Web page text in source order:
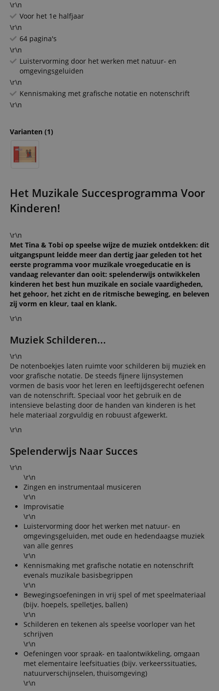
\r\n
Voor het 1e halfjaar
\r\n
64 pagina's
\r\n
Luistervorming door het werken met natuur- en
omgevingsgeluiden
\r\n
Kennismaking met grafische notatie en notenschrift
\r\n
Varianten (1)
Het Muzikale Succesprogramma Voor
Kinderen!
\r\n
Met Tina & Tobi op speelse wijze de muziek ontdekken: dit
uitgangspunt leidde meer dan dertig jaar geleden tot het
eerste programma voor muzikale vroegeducatie en is
vandaag relevanter dan ooit: spelenderwijs ontwikkelen
kinderen het best hun muzikale en sociale vaardigheden,
het gehoor, het zicht en de ritmische beweging, en beleven
zij vorm en kleur, taal en klank.
\r\n
Muziek Schilderen...
\r\n
De notenboekjes laten ruimte voor schilderen bij muziek en
voor grafische notatie. De steeds fijnere lijnsystemen
vormen de basis voor het leren en leeftijdsgerecht oefenen
van de notenschrift. Speciaal voor het gebruik en de
intensieve belasting door de handen van kinderen is het
hele materiaal zorgvuldig en robuust afgewerkt.
\r\n
Spelenderwijs Naar Succes
\r\n
\r\n
Zingen en instrumentaal musiceren
\r\n
Improvisatie
\r\n
Luistervorming door het werken met natuur- en
omgevingsgeluiden, met oude en hedendaagse muziek
van alle genres
\r\n
Kennismaking met grafische notatie en notenschrift
evenals muzikale basisbegrippen
\r\n
Bewegingsoefeningen in vrij spel of met speelmateriaal
(bijv. hoepels, spelletjes, ballen)
\r\n
Schilderen en tekenen als speelse voorloper van het
schrijven
\r\n
Oefeningen voor spraak- en taalontwikkeling, omgaan
met elementaire leefsituaties (bijv. verkeerssituaties,
natuurverschijnselen, thuisomgeving)
\r\n